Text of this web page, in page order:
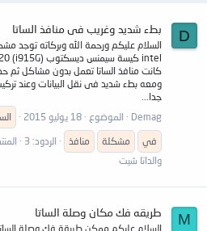
D بطء شديد وغريب فى منافذ الساتا
السلام عليكم ورحمة الله وبركاته توجد
كانت منافذ الساتا تعمل بدون مشاكل ثم
ومعه بطء شديد فى نقل البيانات وعند
جدا...
Demag
الموضوع 18 يوليو 2015
في
مشكلة منافذ الردود: 3
والداتا شيت
M طريقه فك مكان وصلة الساتا
السلام عليكم ممكن طريقة فك وصلة الساتا